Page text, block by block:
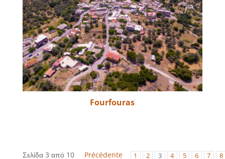
Fourfouras
Σελίδα 3 από 10 Précédente 1 2 3 4 5 6 7 8